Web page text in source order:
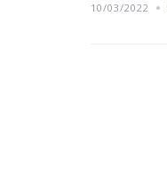
10/03/2022